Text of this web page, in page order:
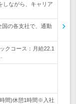
しながら、キャリア
国の各支社で、通勤
クコース：月給22.1
間)休憩1時間※入社